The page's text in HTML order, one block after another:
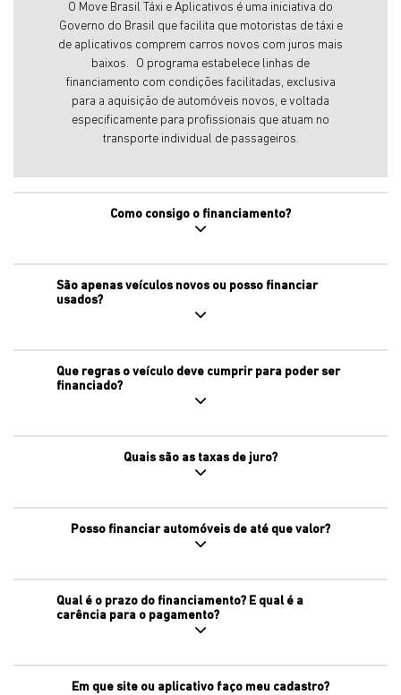
O Move Brasil Táxi e Aplicativos é uma iniciativa do
Governo do Brasil que facilita que motoristas de táxi e
de aplicativos comprem carros novos com juros mais
baixos. O programa estabelece linhas de
financiamento com condições facilitadas, exclusiva
para a aquisição de automóveis novos, e voltada
especificamente para profissionais que atuam no
transporte individual de passageiros.
Como consigo o financiamento?
São apenas veículos novos ou posso financiar
usados?
Que regras o veículo deve cumprir para poder ser
financiado?
Quais são as taxas de juro?
Posso financiar automóveis de até que valor?
Qual é o prazo do financiamento? E qual é a
carência para o pagamento?
Em que site ou aplicativo faço meu cadastro?